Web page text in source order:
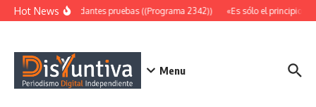
Saltar al contenido
Hot NewsAbundantes pruebas ((Programa 2342)) «Es sólo el principio»
Menu